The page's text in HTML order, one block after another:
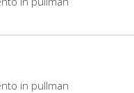
in pullman